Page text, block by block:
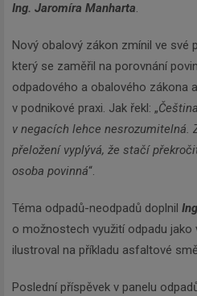
Ing. Jaromíra Manharta.
Nový obalový zákon zmínil ve své
který se zaměřil na porovnání
odpadového a obalového zákona
v podnikové praxi. Jak řekl: „
v negacích lehce nesrozumitelná.
přeložení vyplývá, že stačí
osoba povinná“.
Téma odpadů-neodpadů doplnil
o možnostech využití odpadu jako
ilustroval na příkladu asfaltové
Poslední příspěvek v panelu